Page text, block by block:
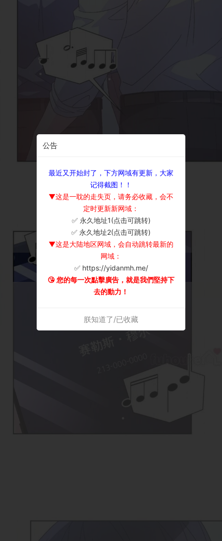
公告
最近又开始封了，下方网域有更新，大家
记得截图！！
▼这是一耽的走失页，请务必收藏，会不
定时更新新网域：
✅ 永久地址1(点击可跳转)
✅ 永久地址2(点击可跳转)
▼这是大陆地区网域，会自动跳转最新的
网域：
✅ https://yidanmh.me/
😘 您的每一次點擊廣告，就是我們堅持下
去的動力！
朕知道了/已收藏